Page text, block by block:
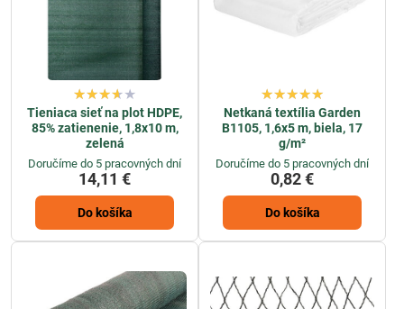
Tieniaca sieť na plot HDPE,
85% zatienenie, 1,8x10 m,
zelená
Doručíme do 5 pracovných dní
14,11 €
Do košíka
Netkaná textília Garden
B1105, 1,6x5 m, biela, 17
g/m²
Doručíme do 5 pracovných dní
0,82 €
Do košíka